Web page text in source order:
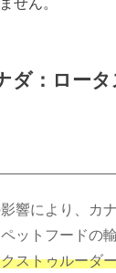
ダ：ロー
響により、カ
ットフードの
ストゥルーダ